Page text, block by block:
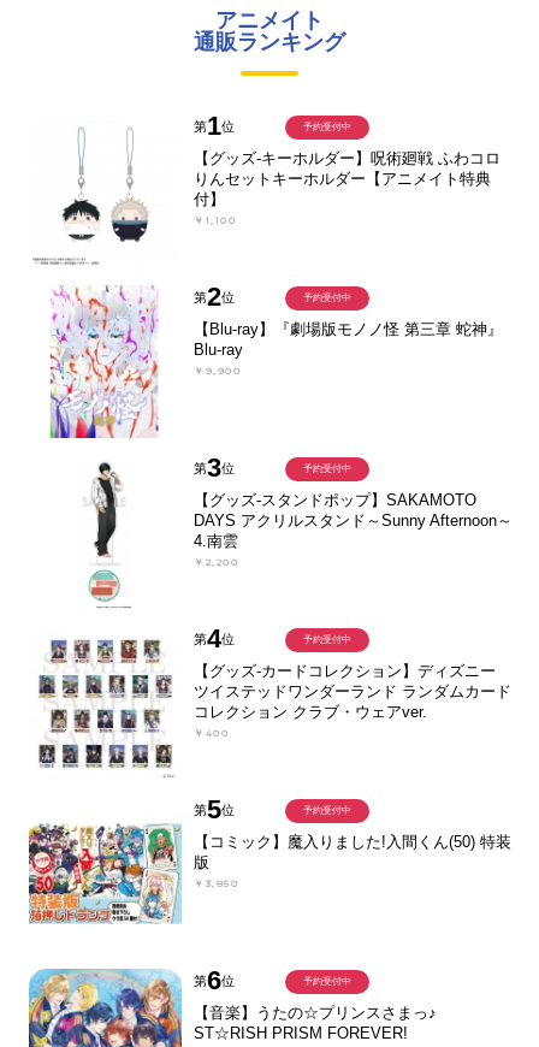
アニメイト
通販ランキング
第1位
【グッズ-キーホルダー】呪術廻戦 ふわコロ
りんセットキーホルダー【アニメイト特典
付】
￥1,100
予約受付中
第2位
【Blu-ray】『劇場版モノノ怪 第三章 蛇神』
Blu-ray
￥9,900
予約受付中
第3位
【グッズ-スタンドポップ】SAKAMOTO
DAYS アクリルスタンド～Sunny Afternoon～
4.南雲
￥2,200
予約受付中
第4位
【グッズ-カードコレクション】ディズニー
ツイステッドワンダーランド ランダムカード
コレクション クラブ・ウェアver.
￥400
予約受付中
第5位
【コミック】魔入りました!入間くん(50) 特装
版
￥3,850
予約受付中
第6位
【音楽】うたの☆プリンスさまっ♪
ST☆RISH PRISM FOREVER!
予約受付中